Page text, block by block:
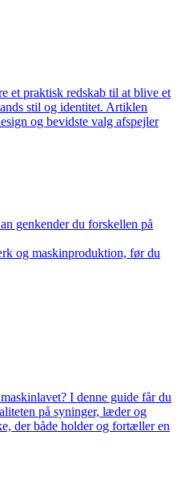
et praktisk redskab til at blive et
stil og identitet. Artiklen
og bevidste valg afspejler
genkender du forskellen på
og maskinproduktion, før du
I denne guide får du
på syninger, læder og
der både holder og fortæller en